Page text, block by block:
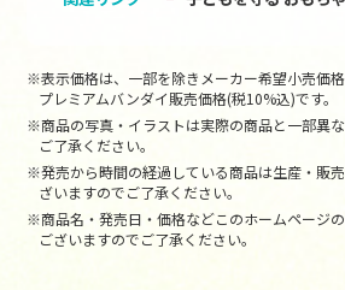
※表示価格は、一部を除きメーカー希望小売価格
プレミアムバンダイ販売価格(税10%込)です。
※商品の写真・イラストは実際の商品と一部異
ご了承ください。
※発売から時間の経過している商品は生産・販
ざいますのでご了承ください。
※商品名・発売日・価格などこのホームページ
ございますのでご了承ください。